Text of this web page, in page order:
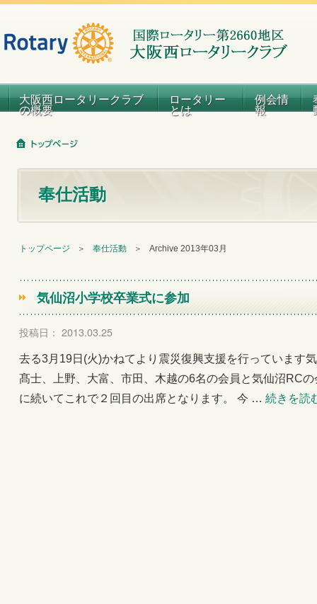
大阪西ロータリークラブ
の概要
ロータリー
とは
例会情
報
奉仕活動
トップページ ＞ 奉仕活動 ＞ Archive 2013年03月
気仙沼小学校卒業式に参加
投稿日： 2013.03.25
去る3月19日(火)かねてより震災復興支援を行っています
髙士、上野、大富、市田、木越の6名の会員と気仙沼RC
に続いてこれで２回目の出席となります。 今 … 続きを読